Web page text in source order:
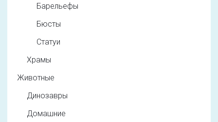
Барельефы
Бюсты
Статуи
Храмы
Животные
Динозавры
Домашние